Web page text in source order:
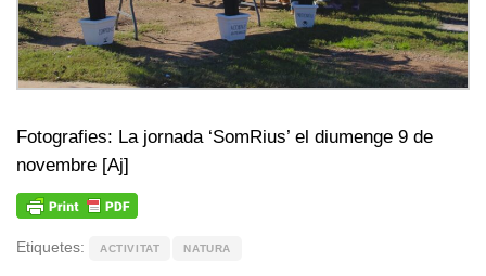
Fotografies: La jornada ‘SomRius’ el diumenge 9 de
novembre [Aj]
Etiquetes: ACTIVITAT NATURA